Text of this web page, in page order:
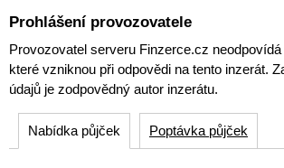
Prohlášení provozovatele
Provozovatel serveru Finzerce.cz
které vzniknou při odpovědi na tento inzerát.
údajů je zodpovědný autor inzerátu.
Nabídka půjček Poptávka půjček